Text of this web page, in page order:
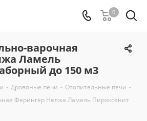
0
варочная
Ламель
до 150 м3
- Дровяные печи - Отопительные печи -
Ферингер Нелжа Ламель Пироксенит